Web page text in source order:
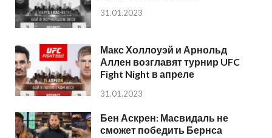
31.01.2023
Макс Холлоуэй и Арнольд
Аллен возглавят турнир UFC
Fight Night в апреле
31.01.2023
Бен Аскрен: Масвидаль не
сможет победить Бернса